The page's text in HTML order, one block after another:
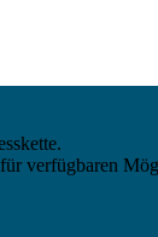
verfügbaren